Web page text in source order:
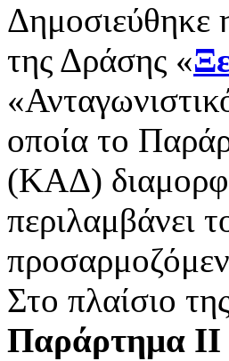
Δημοσιεύθηκε
της Δράσης «
οποία το
(ΚΑΔ)
περιλαμβάνει
Στο πλαίσιο
Παράρτημα ΙΙ